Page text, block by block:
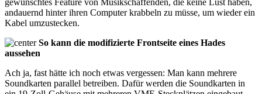
gewünschtes Feature von Musikschaffenden, die keine Lust haben,
andauernd hinter ihren Computer krabbeln zu müsse, um wieder ein
Kabel umzustecken.
So kann die modifizierte Frontseite eines Hades
aussehen
Ach ja, fast hätte ich noch etwas vergessen: Man kann mehrere
Soundkarten parallel betreiben. Dafür werden die Soundkarten in